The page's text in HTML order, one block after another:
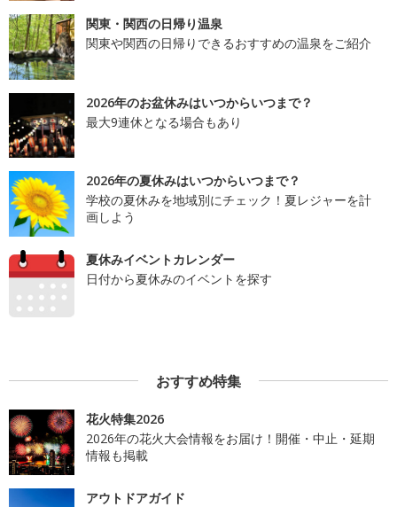
関東・関西の日帰り温泉
関東や関西の日帰りできるおすすめの温泉をご紹介
2026年のお盆休みはいつからいつまで？
最大9連休となる場合もあり
2026年の夏休みはいつからいつまで？
学校の夏休みを地域別にチェック！夏レジャーを計
画しよう
夏休みイベントカレンダー
日付から夏休みのイベントを探す
おすすめ特集
花火特集2026
2026年の花火大会情報をお届け！開催・中止・延期
情報も掲載
アウトドアガイド